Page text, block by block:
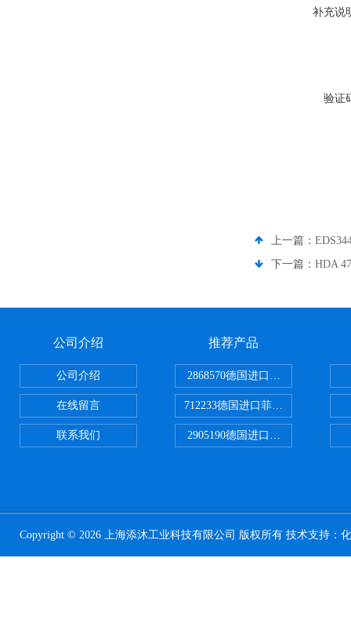
补充说
验证
上一篇：
下一篇： HDA
公司介绍
公司介绍
在线留言
联系我们
推荐产品
2868570德国进口菲尼克斯电源
712233德国进口菲尼克斯断路器
2905190德国进口菲尼克斯继电器
Copyright © 2026 上海添沐工业科技有限公司 版权所有 技术支持：